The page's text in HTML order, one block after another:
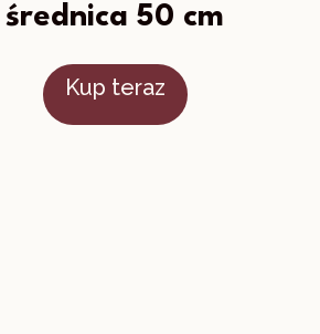
średnica 50 cm
Kup teraz